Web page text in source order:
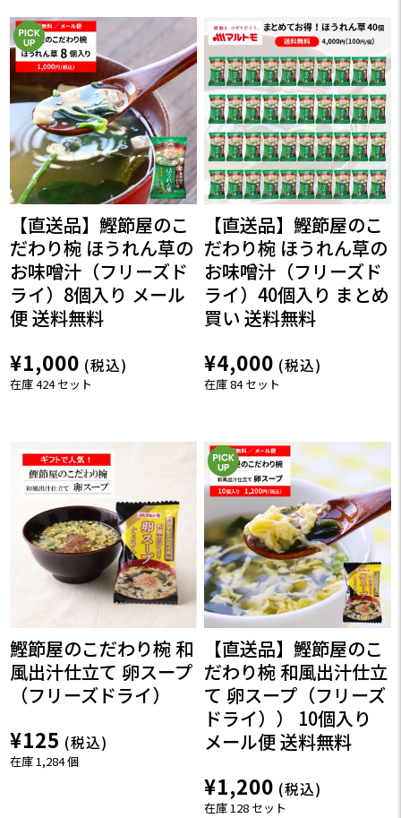
【直送品】鰹節屋のこ
だわり椀 ほうれん草の
お味噌汁（フリーズド
ライ）8個入り メール
便 送料無料
¥1,000 (税込)
在庫 424 セット
【直送品】鰹節屋のこ
だわり椀 ほうれん草の
お味噌汁（フリーズド
ライ）40個入り まとめ
買い 送料無料
¥4,000 (税込)
在庫 84 セット
鰹節屋のこだわり椀 和
風出汁仕立て 卵スープ
（フリーズドライ）
¥125 (税込)
在庫 1,284 個
【直送品】鰹節屋のこ
だわり椀 和風出汁仕立
て 卵スープ（フリーズ
ドライ）） 10個入り
メール便 送料無料
¥1,200 (税込)
在庫 128 セット